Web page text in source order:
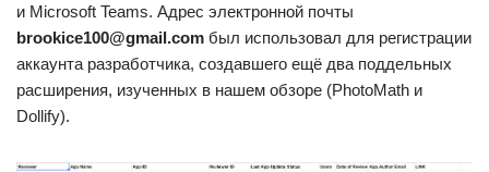
и Microsoft Teams. Адрес электронной почты
brookice100@gmail.com был использовал для регистрации
аккаунта разработчика, создавшего ещё два поддельных
расширения, изученных в нашем обзоре (PhotoMath и
Dollify).